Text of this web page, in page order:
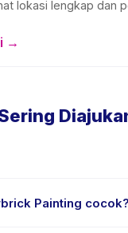
lokasi lengkap dan
→
Painting cocok?